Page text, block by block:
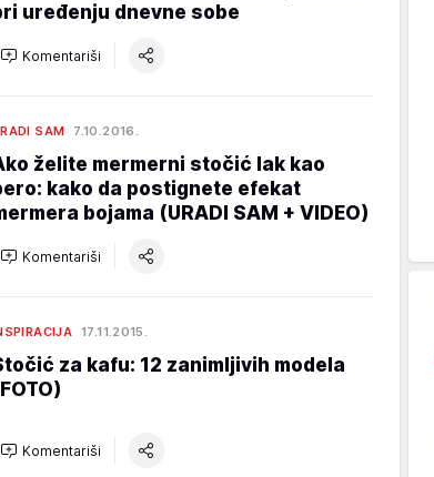
uređenju dnevne sobe
Komentariši
SAM 7.10.2016.
želite mermerni stočić lak kao
kako da postignete efekat
bojama (URADI SAM + VIDEO)
Komentariši
17.11.2015.
za kafu: 12 zanimljivih modela
Komentariši